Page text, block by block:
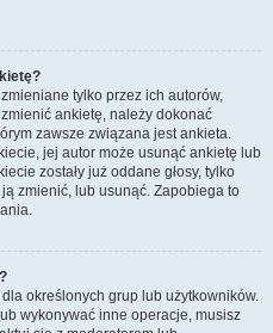
tylko przez ich autorów,
ankietę, należy dokonać
zawsze związana jest ankieta.
jej autor może usunąć ankietę lub
zostały już oddane głosy, tylko
zmienić, lub usunąć. Zapobiega to
określonych grup lub użytkowników.
wykonywać inne operacje, musisz